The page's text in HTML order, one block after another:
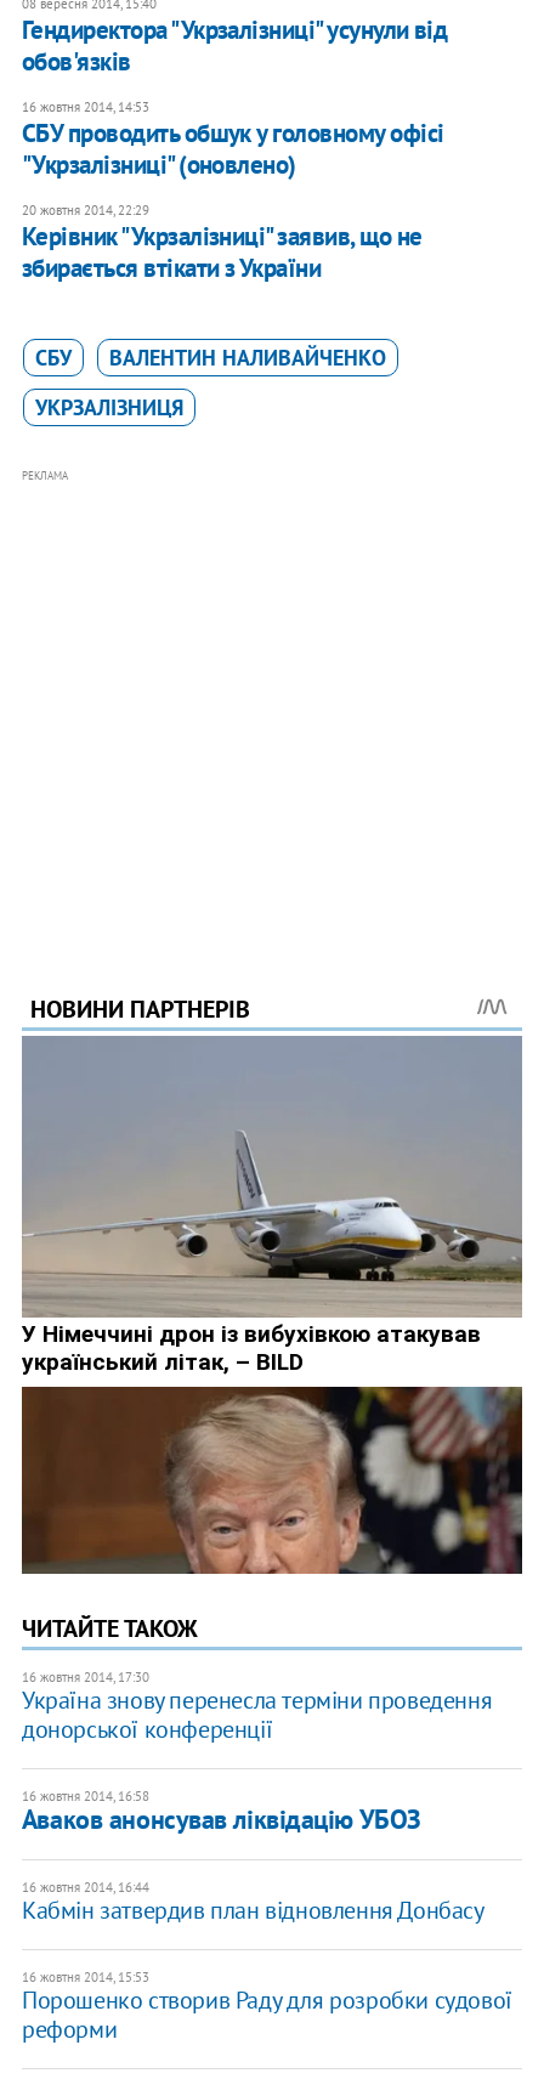
08 вересня 2014, 15:40
Гендиректора "Укрзалізниці" усунули від
обов'язків
16 жовтня 2014, 14:53
СБУ проводить обшук у головному офісі
"Укрзалізниці" (оновлено)
20 жовтня 2014, 22:29
Керівник "Укрзалізниці" заявив, що не
збирається втікати з України
СБУ
ВАЛЕНТИН НАЛИВАЙЧЕНКО
УКРЗАЛІЗНИЦЯ
РЕКЛАМА
ЧИТАЙТЕ ТАКОЖ
16 жовтня 2014, 17:30
Україна знову перенесла терміни проведення
донорської конференції
16 жовтня 2014, 16:58
Аваков анонсував ліквідацію УБОЗ
16 жовтня 2014, 16:44
Кабмін затвердив план відновлення Донбасу
16 жовтня 2014, 15:53
Порошенко створив Раду для розробки судової
реформи